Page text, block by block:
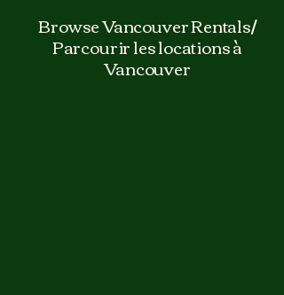
Browse Vancouver Rentals/
Parcourir les locations à
Vancouver